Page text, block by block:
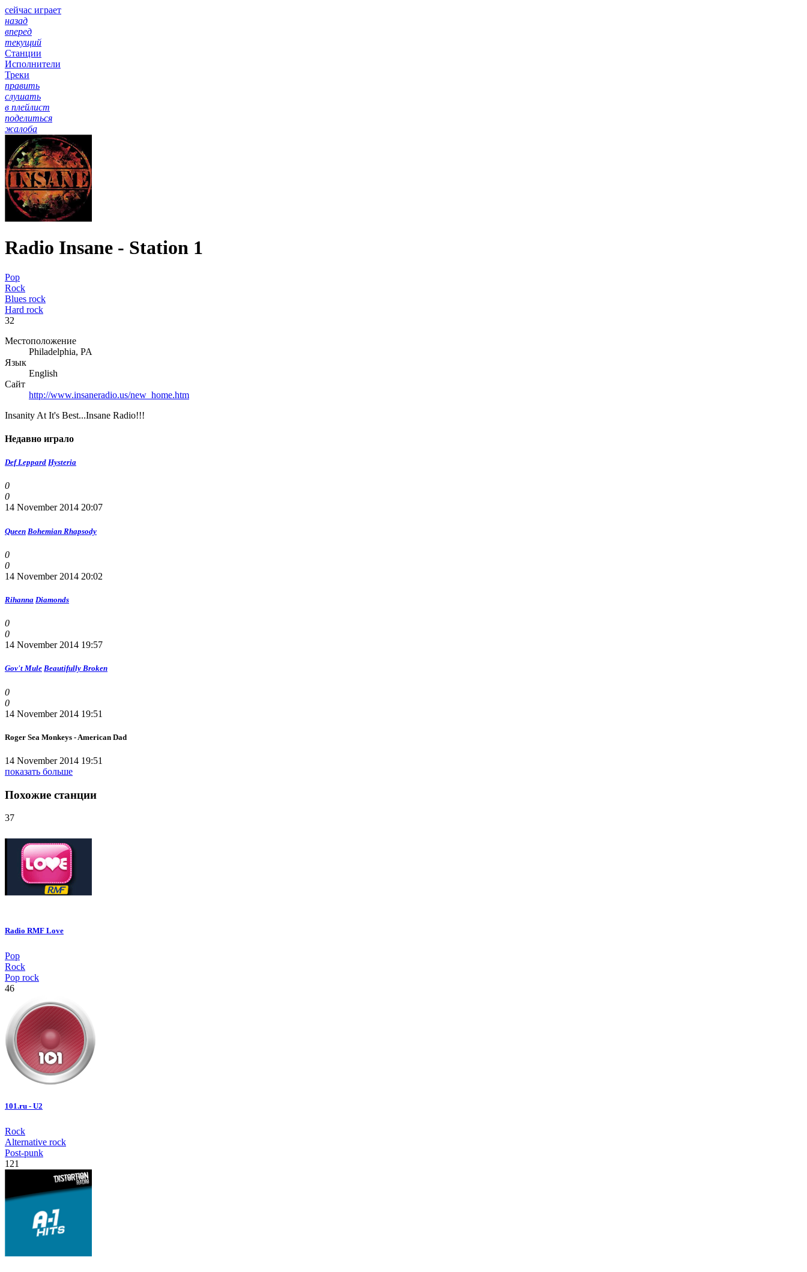
сейчас играет
назад
вперед
текущий
Станции
Исполнители
Треки
править
слушать
в плейлист
поделиться
жалоба
Radio Insane - Station 1
Pop
Rock
Blues rock
Hard rock
32
Местоположение
Philadelphia, PA
Язык
English
Сайт
http://www.insaneradio.us/new_home.htm
Insanity At It's Best...Insane Radio!!!
Недавно играло
Def Leppard Hysteria
0
0
14 November 2014 20:07
Queen Bohemian Rhapsody
0
0
14 November 2014 20:02
Rihanna Diamonds
0
0
14 November 2014 19:57
Gov't Mule Beautifully Broken
0
0
14 November 2014 19:51
Roger Sea Monkeys - American Dad
14 November 2014 19:51
показать больше
Похожие станции
37
Radio RMF Love
Pop
Rock
Pop rock
46
101.ru - U2
Rock
Alternative rock
Post-punk
121